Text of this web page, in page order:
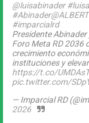
@luisabinader
#Abinader
#imparcialrd
Presidente
Foro Meta RD 2036
crecimiento
instituciones y
https://t.co/
pic.twitter.com/
— Imparcial RD
2026